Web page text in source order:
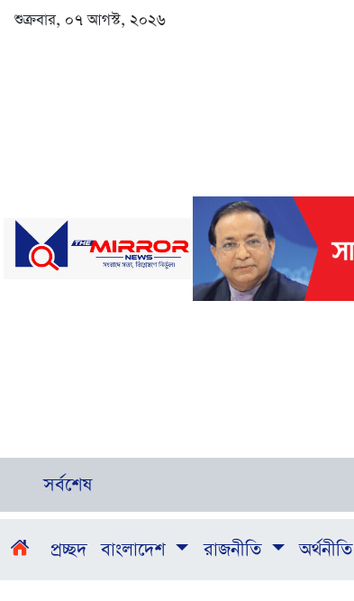
শুক্রবার, ০৭ আগস্ট, ২০২৬
সর্বশেষ
প্রচ্ছদ বাংলাদেশ রাজনীতি অর্থনীতি